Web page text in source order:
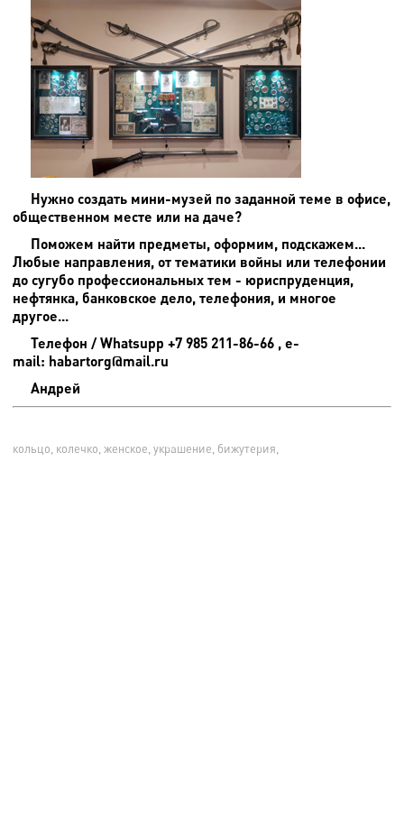
Нужно создать мини-музей по заданной теме в офисе,
общественном месте или на даче?
Поможем найти предметы, оформим, подскажем...
Любые направления, от тематики войны или телефонии
до сугубо профессиональных тем - юриспруденция,
нефтянка, банковское дело, телефония, и многое
другое...
Телефон / Whatsupp +7 985 211-86-66 , e-
mail: habartorg@mail.ru
Андрей
кольцо, колечко, женское, украшение, бижутерия,